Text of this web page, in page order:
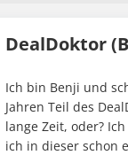
DealDoktor
Ich bin Benji und
Jahren Teil des
lange Zeit, oder?
ich in dieser schon